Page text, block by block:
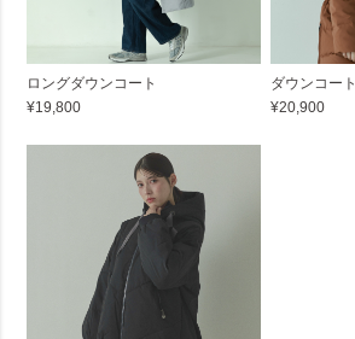
ロングダウンコート
¥19,800
ダウンコート
¥20,900